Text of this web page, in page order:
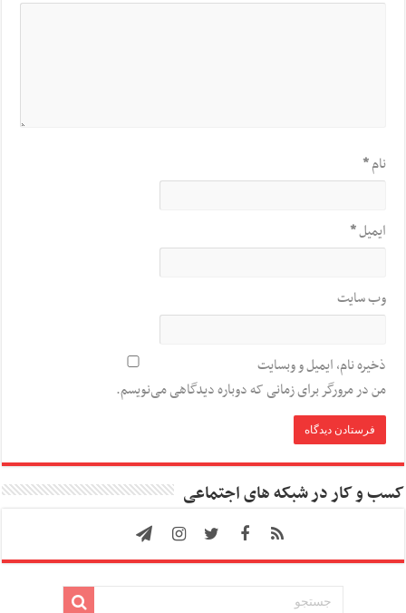
نام*
ایمیل*
وب‌ سایت
ذخیره نام، ایمیل و وبسایت
من در مرورگر برای زمانی که دوباره دیدگاهی می‌نویسم.
کسب و کار در شبکه های اجتماعی